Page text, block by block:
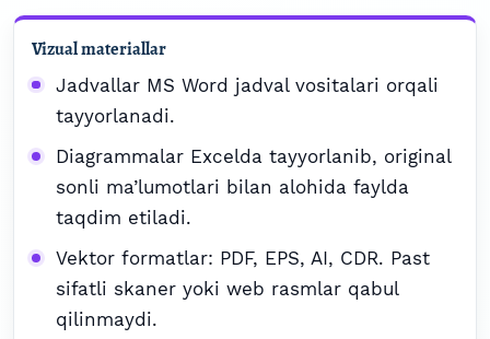
Vizual materiallar
Jadvallar MS Word jadval vositalari orqali
tayyorlanadi.
Diagrammalar Excelda tayyorlanib, original
sonli ma’lumotlari bilan alohida faylda
taqdim etiladi.
Vektor formatlar: PDF, EPS, AI, CDR. Past
sifatli skaner yoki web rasmlar qabul
qilinmaydi.